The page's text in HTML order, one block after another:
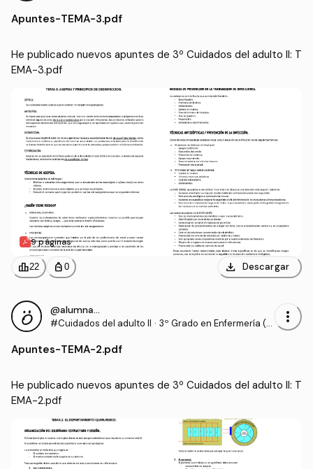
Apuntes-TEMA-3.pdf
He publicado nuevos apuntes de 3º Cuidados del adulto II: T
EMA-3.pdf
9 páginas
leaderboard22 personal_bag 0 download Descargar
@alumnaOK
#Cuidados del adulto II · 3º Grado en Enfermería (U
more_vert
Apuntes-TEMA-2.pdf
He publicado nuevos apuntes de 3º Cuidados del adulto II: T
EMA-2.pdf